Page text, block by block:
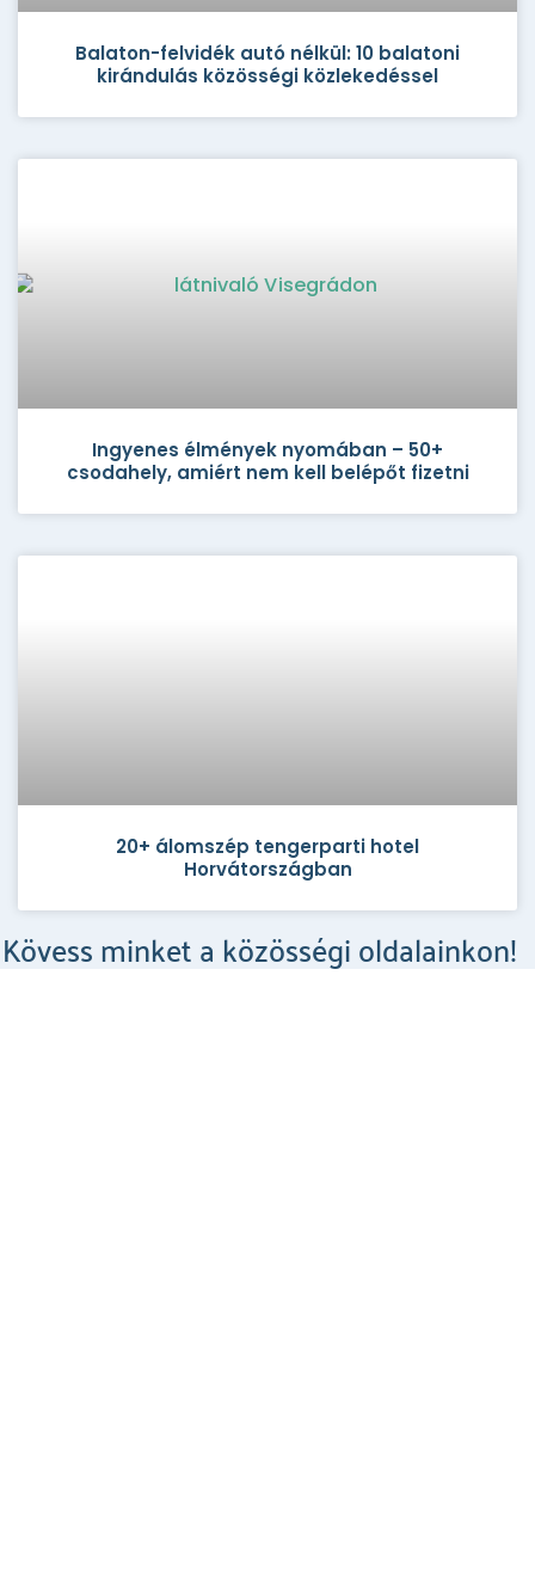
Balaton-felvidék autó nélkül: 10 balatoni
kirándulás közösségi közlekedéssel
Ingyenes élmények nyomában – 50+
csodahely, amiért nem kell belépőt fizetni
20+ álomszép tengerparti hotel
Horvátországban
Kövess minket a közösségi oldalainkon!